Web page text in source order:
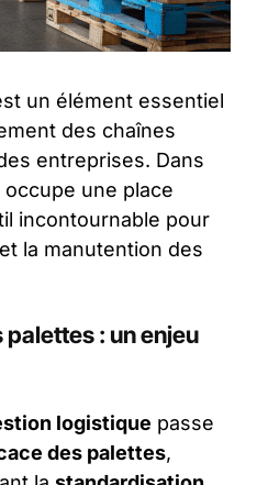
un élément essentiel
des chaînes
entreprises. Dans
une place
incontournable pour
la manutention des
: un enjeu
logistique passe
des palettes,